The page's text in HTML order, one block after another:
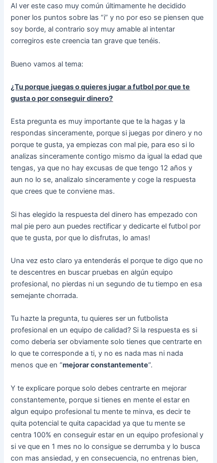
Al ver este caso muy común últimamente he decidido
poner los puntos sobre las “i” y no por eso se piensen que
soy borde, al contrario soy muy amable al intentar
corregiros este creencia tan grave que tenéis.
Bueno vamos al tema:
¿Tu porque juegas o quieres jugar a futbol por que te
gusta o por conseguir dinero?
Esta pregunta es muy importante que te la hagas y la
respondas sinceramente, porque si juegas por dinero y no
porque te gusta, ya empiezas con mal pie, para eso si lo
analizas sinceramente contigo mismo da igual la edad que
tengas, ya que no hay excusas de que tengo 12 años y
aun no lo se, analizalo sinceramente y coge la respuesta
que crees que te conviene mas.
Si has elegido la respuesta del dinero has empezado con
mal pie pero aun puedes rectificar y dedicarte el futbol por
que te gusta, por que lo disfrutas, lo amas!
Una vez esto claro ya entenderás el porque te digo que no
te descentres en buscar pruebas en algún equipo
profesional, no pierdas ni un segundo de tu tiempo en esa
semejante chorrada.
Tu hazte la pregunta, tu quieres ser un futbolista
profesional en un equipo de calidad? Si la respuesta es si
como deberia ser obviamente solo tienes que centrarte en
lo que te corresponde a ti, y no es nada mas ni nada
menos que en “mejorar constantemente“.
Y te explicare porque solo debes centrarte en mejorar
constantemente, porque si tienes en mente el estar en
algun equipo profesional tu mente te minva, es decir te
quita potencial te quita capacidad ya que tu mente se
centra 100% en conseguir estar en un equipo profesional y
si ve que en 1 mes no lo consigue se derrumba y lo busca
con mas ansiedad, y en consecuencia, no entrenas bien,